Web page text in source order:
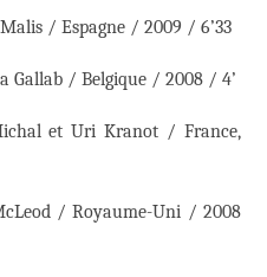
Malis / Espagne / 2009 / 6’33
Gallab / Belgique / 2008 / 4’
et Uri Kranot / France,
/ Royaume-Uni / 2008